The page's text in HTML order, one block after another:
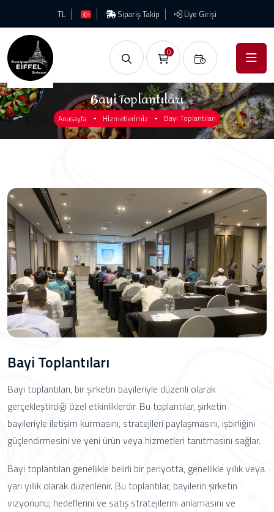
TL Sipariş Takip Üye Girişi
0
Bayi Toplantıları
Anasayfa Hi̇zmetleri̇mi̇z Bayi Toplantıları
Bayi Toplantıları
Bayi toplantıları, bir şirketin bayileriyle düzenli olarak
gerçekleştirdiği özel etkinliklerdir. Bu toplantılar, şirketin
bayileriyle iletişim kurmasını, stratejileri paylaşmasını, işbirliğini
güçlendirmesini ve yeni ürün veya hizmetleri tanıtmasını sağlar.
Bayi toplantıları genellikle belirli bir periyotta, genellikle yıllık veya
yarı yıllık olarak düzenlenir. Bu toplantılar, bayilerin şirketin
vizyonunu, hedeflerini ve satış stratejilerini anlamasını ve